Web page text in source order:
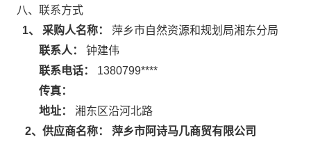
八、联系方式
1、 采购人名称：
萍乡市自然资源和规划局湘东分局
联系人：
钟建伟
联系电话：
1380799****
传真：
地址：
湘东区沿河北路
2、供应商名称： 萍乡市阿诗马几商贸有限公司